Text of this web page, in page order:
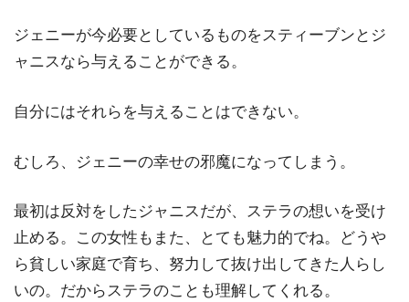
ジェニーが今必要としているものをスティーブンとジ
ャニスなら与えることができる。
自分にはそれらを与えることはできない。
むしろ、ジェニーの幸せの邪魔になってしまう。
最初は反対をしたジャニスだが、ステラの想いを受け
止める。この女性もまた、とても魅力的でね。どうや
ら貧しい家庭で育ち、努力して抜け出してきた人らし
いの。だからステラのことも理解してくれる。